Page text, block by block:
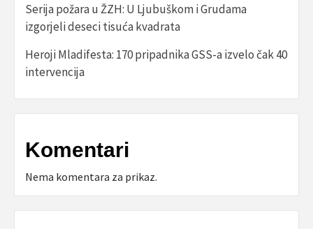
Serija požara u ŽZH: U Ljubuškom i Grudama
izgorjeli deseci tisuća kvadrata
Heroji Mladifesta: 170 pripadnika GSS-a izvelo čak 40
intervencija
Komentari
Nema komentara za prikaz.